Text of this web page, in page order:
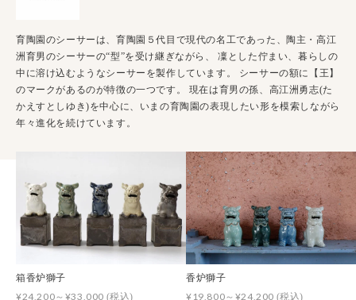
育陶園のシーサーは、育陶園５代目で現代の名工であった、陶主・高江
洲育男のシーサーの“型”を受け継ぎながら、 凜とした佇まい、暮らしの
中に溶け込むようなシーサーを製作しています。 シーサーの額に【王】
のマークがあるのが特徴の一つです。 現在は育男の孫、高江洲勇志(た
かえすとしゆき)を中心に、いまの育陶園の表現したい形を模索しながら
年々進化を続けています。
箱香炉獅子
¥24,200～¥33,000 (税込)
香炉獅子
¥19,800～¥24,200 (税込)